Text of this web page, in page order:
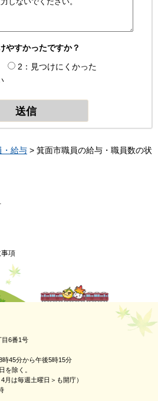
やすかったですか？
2：見つけにくかった
・給与 > 箕面市職員の給与・職員数の状
項
目6番1号
45分から午後5時15分
を除く。
月は毎週土曜日＞も開庁）